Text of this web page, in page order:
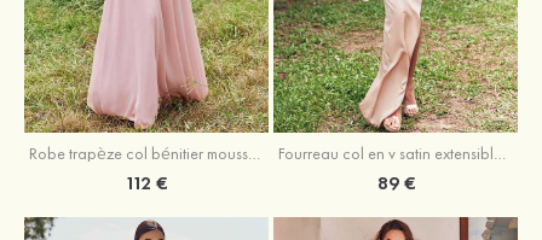
Robe trapèze col bénitier mousseline ras du sol robe de demoiselle d'honneur
112 €
Fourreau col en v satin extensible asymétrique robe de demoiselle d'honneur
89 €